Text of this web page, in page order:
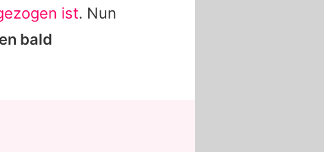
ist. Nun
bald